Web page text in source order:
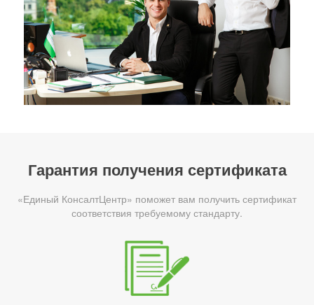
Гарантия получения сертификата
«Единый КонсалтЦентр» поможет вам получить сертификат
соответствия требуемому стандарту.